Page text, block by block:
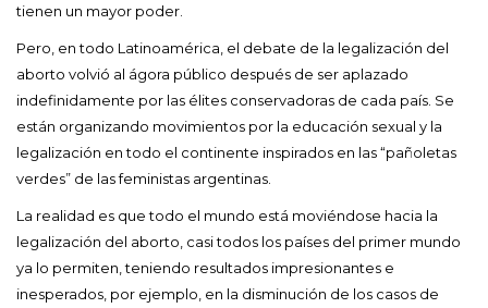
tienen un mayor poder.
Pero, en todo Latinoamérica, el debate de la legalización del
aborto volvió al ágora público después de ser aplazado
indefinidamente por las élites conservadoras de cada país. Se
están organizando movimientos por la educación sexual y la
legalización en todo el continente inspirados en las “pañoletas
verdes” de las feministas argentinas.
La realidad es que todo el mundo está moviéndose hacia la
legalización del aborto, casi todos los países del primer mundo
ya lo permiten, teniendo resultados impresionantes e
inesperados, por ejemplo, en la disminución de los casos de